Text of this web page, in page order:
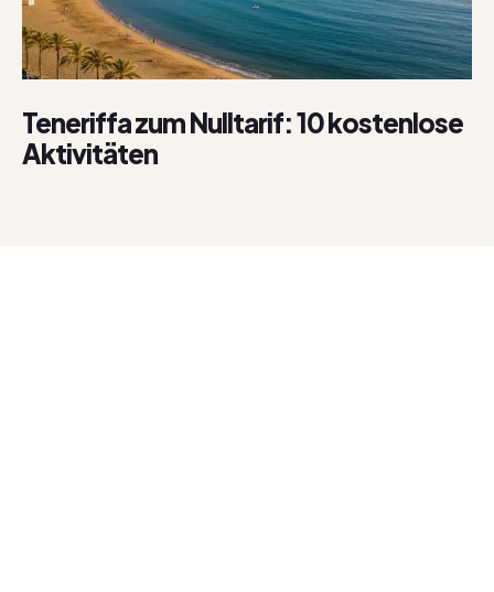
Teneriffa zum Nulltarif: 10 kostenlose
Aktivitäten